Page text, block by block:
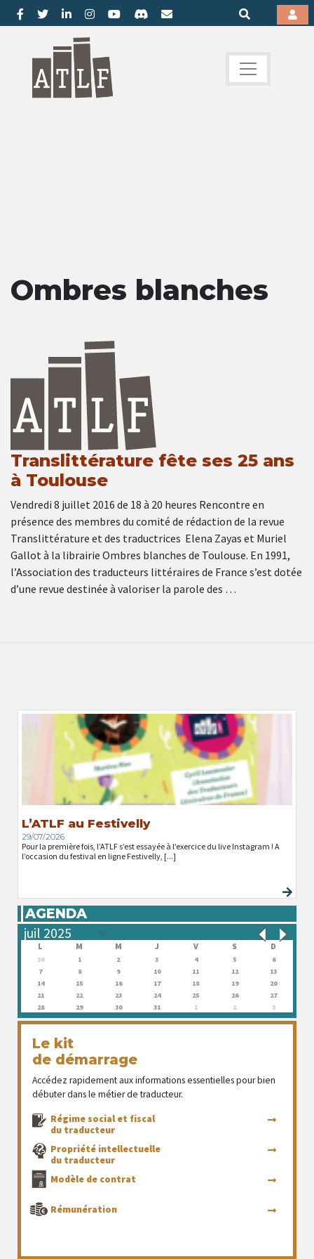
Ombres blanches
Translittérature fête ses 25 ans
à Toulouse
Vendredi 8 juillet 2016 de 18 à 20 heures Rencontre en
présence des membres du comité de rédaction de la revue
Translittérature et des traductrices Elena Zayas et Muriel
Gallot à la librairie Ombres blanches de Toulouse. En 1991,
l’Association des traducteurs littéraires de France s’est dotée
d’une revue destinée à valoriser la parole des …
L’ATLF au Festivelly
29/07/2026
Pour la première fois, l’ATLF s’est essayée à l’exercice du live Instagram ! A
l’occasion du festival en ligne Festivelly, [...]
AGENDA
L M M J V S D
30 1 2 3 4 5
6
7
8 9 10 11 12
13
14
15 16 17 18 19
20
21
22 23 24 25 26
27
28
29 30 31 1 2 3
Le kit
de démarrage
Accédez rapidement aux informations essentielles pour bien
débuter dans le métier de traducteur.
Régime social et fiscal
du traducteur
Propriété intellectuelle
du traducteur
Modèle de contrat
Rémunération